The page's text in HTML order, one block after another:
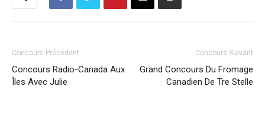
Concours Précédent
Concours Radio-Canada Aux
Îles Avec Julie
Concours Suivant
Grand Concours Du Fromage
Canadien De Tre Stelle